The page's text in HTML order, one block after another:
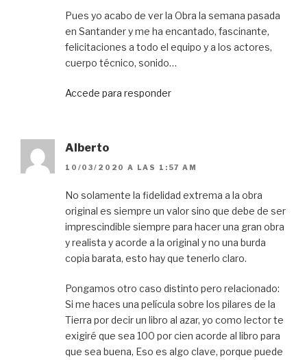
Pues yo acabo de ver la Obra la semana pasada
en Santander y me ha encantado, fascinante,
felicitaciones a todo el equipo y a los actores,
cuerpo técnico, sonido…
Accede para responder
Alberto
10/03/2020 A LAS 1:57 AM
No solamente la fidelidad extrema a la obra
original es siempre un valor sino que debe de ser
imprescindible siempre para hacer una gran obra
y realista y acorde a la original y no una burda
copia barata, esto hay que tenerlo claro.
Pongamos otro caso distinto pero relacionado:
Si me haces una película sobre los pilares de la
Tierra por decir un libro al azar, yo como lector te
exigiré que sea 100 por cien acorde al libro para
que sea buena, Eso es algo clave, porque puede